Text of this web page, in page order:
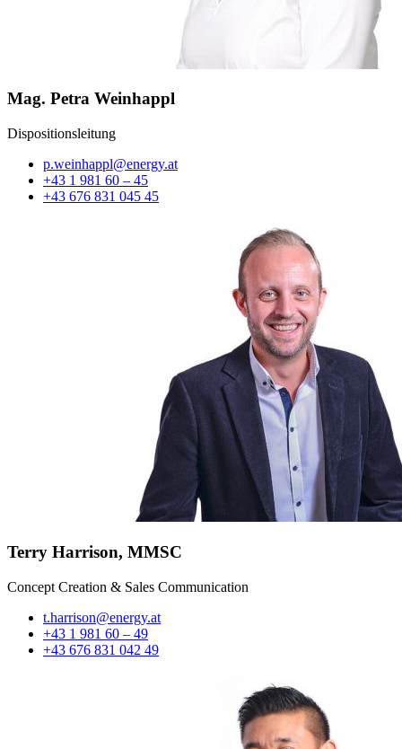
Mag. Petra Weinhappl
Dispositionsleitung
p.weinhappl@energy.at
+43 1 981 60 – 45
+43 676 831 045 45
Terry Harrison, MMSC
Concept Creation & Sales Communication
t.harrison@energy.at
+43 1 981 60 – 49
+43 676 831 042 49